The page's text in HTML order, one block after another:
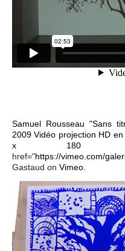
Samuel Rousseau "Sans
2009 Vidéo projection HD
x 180
href="https://vimeo.com/
Gastaud on Vimeo